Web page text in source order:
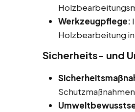
Werkzeugpflege:
Holzbearbeitung
Sicherheits- und